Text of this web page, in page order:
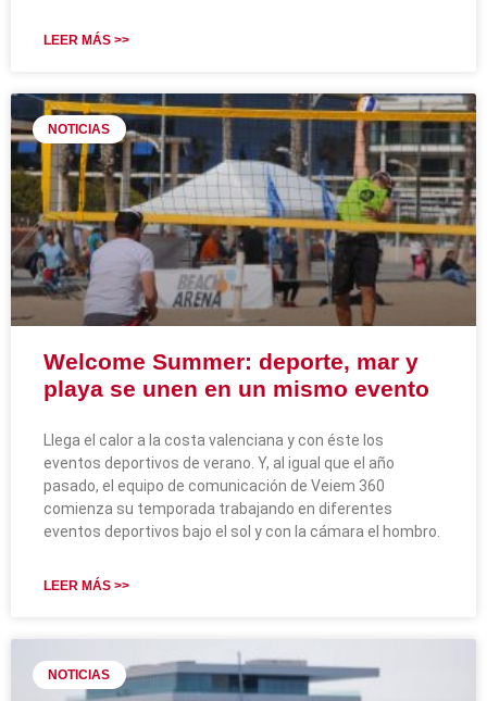
LEER MÁS >>
NOTICIAS
Welcome Summer: deporte, mar y
playa se unen en un mismo evento
Llega el calor a la costa valenciana y con éste los
eventos deportivos de verano. Y, al igual que el año
pasado, el equipo de comunicación de Veiem 360
comienza su temporada trabajando en diferentes
eventos deportivos bajo el sol y con la cámara el hombro.
LEER MÁS >>
NOTICIAS